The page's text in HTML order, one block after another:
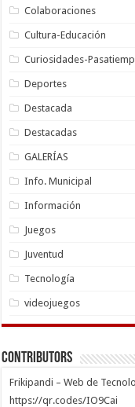
Colaboraciones
Cultura-Educación
Curiosidades-
Deportes
Destacada
Destacadas
GALERÍAS
Info. Municipal
Información
Juegos
Juventud
Tecnología
videojuegos
Contributors
Frikipandi – Web de
https://qr.codes/IO9Cai